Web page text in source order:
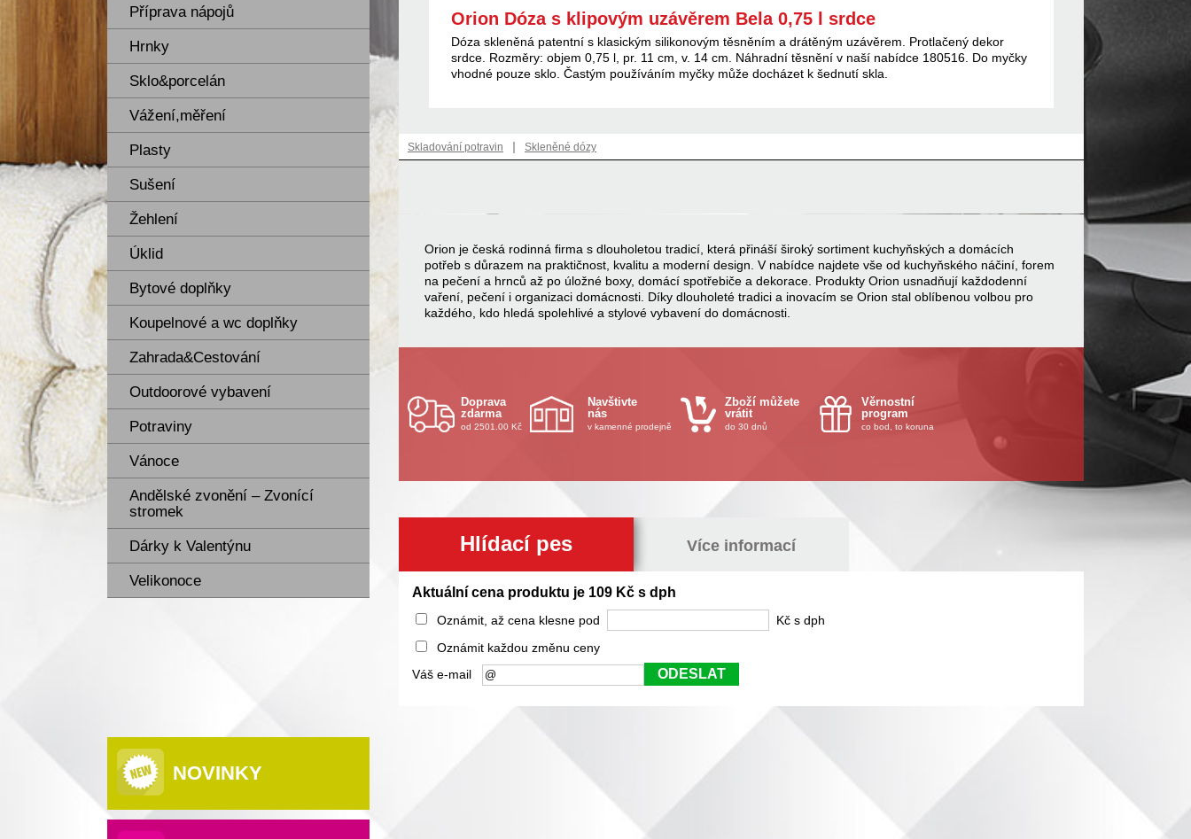
Příprava nápojů
Hrnky
Sklo&porcelán
Vážení,měření
Plasty
Sušení
Žehlení
Úklid
Bytové doplňky
Koupelnové a wc doplňky
Zahrada&Cestování
Outdoorové vybavení
Potraviny
Vánoce
Andělské zvonění – Zvonící
stromek
Dárky k Valentýnu
Velikonoce
NOVINKY
Orion Dóza s klipovým uzávěrem Bela 0,75 l srdce
Dóza skleněná patentní s klasickým silikonovým těsněním a drátěným uzávěrem. Protlačený dekor
srdce. Rozměry: objem 0,75 l, pr. 11 cm, v. 14 cm. Náhradní těsnění v naší nabídce 180516. Do myčky
vhodné pouze sklo. Častým používáním myčky může docházet k šednutí skla.
Skladování potravin | Skleněné dózy
Orion je česká rodinná firma s dlouholetou tradicí, která přináší široký sortiment kuchyňských a domácích
potřeb s důrazem na praktičnost, kvalitu a moderní design. V nabídce najdete vše od kuchyňského náčiní, forem
na pečení a hrnců až po úložné boxy, domácí spotřebiče a dekorace. Produkty Orion usnadňují každodenní
vaření, pečení i organizaci domácnosti. Díky dlouholeté tradici a inovacím se Orion stal oblíbenou volbou pro
každého, kdo hledá spolehlivé a stylové vybavení do domácnosti.
Doprava
zdarma
od 2501.00 Kč
Navštivte
nás
v kamenné prodejně
Zboží můžete
vrátit
do 30 dnů
Věrnostní
program
co bod, to koruna
Hlídací pes Více informací
Aktuální cena produktu je 109 Kč s dph
Oznámit, až cena klesne pod
Kč s dph
Oznámit každou změnu ceny
Váš e-mail
ODESLAT